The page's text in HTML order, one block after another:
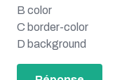
B color
C border-color
D background